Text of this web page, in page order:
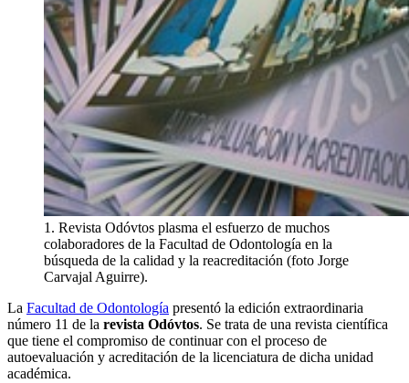
1. Revista Odóvtos plasma el esfuerzo de muchos
colaboradores de la Facultad de Odontología en la
búsqueda de la calidad y la reacreditación (foto Jorge
Carvajal Aguirre).
La Facultad de Odontología presentó la edición extraordinaria
número 11 de la revista Odóvtos. Se trata de una revista científica
que tiene el compromiso de continuar con el proceso de
autoevaluación y acreditación de la licenciatura de dicha unidad
académica.